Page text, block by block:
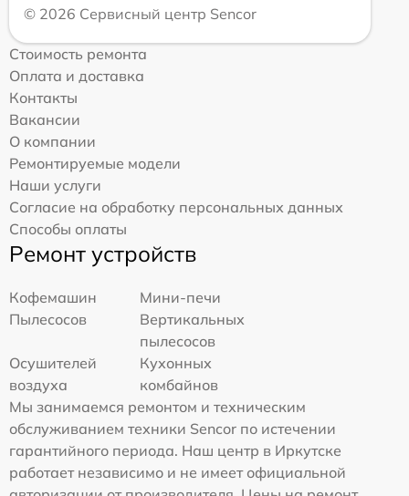
© 2026 Сервисный центр Sencor
Стоимость ремонта
Оплата и доставка
Контакты
Вакансии
О компании
Ремонтируемые модели
Наши услуги
Согласие на обработку персональных данных
Способы оплаты
Ремонт устройств
Кофемашин
Мини-печи
Пылесосов
Вертикальных
пылесосов
Осушителей
воздуха
Кухонных
комбайнов
Мы занимаемся ремонтом и техническим
обслуживанием техники Sencor по истечении
гарантийного периода. Наш центр в Иркутске
работает независимо и не имеет официальной